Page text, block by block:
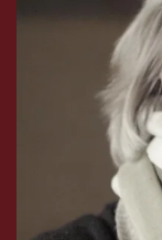
Soutient